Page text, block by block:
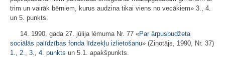
trim un vairāk bērniem, kurus audzina tikai viens no vecākiem» 3., 4.
un 5. punkts.
14. 1990. gada 27. jūlija lēmuma Nr. 77 «Par ārpusbudžeta
sociālās palīdzības fonda līdzekļu izlietošanu» (Ziņotājs, 1990, Nr. 37)
1.
2. 3. 4. punkts un 5.1. apakšpunkts.